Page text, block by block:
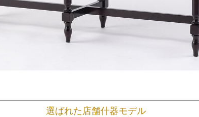
選ばれた店舗什器モデル